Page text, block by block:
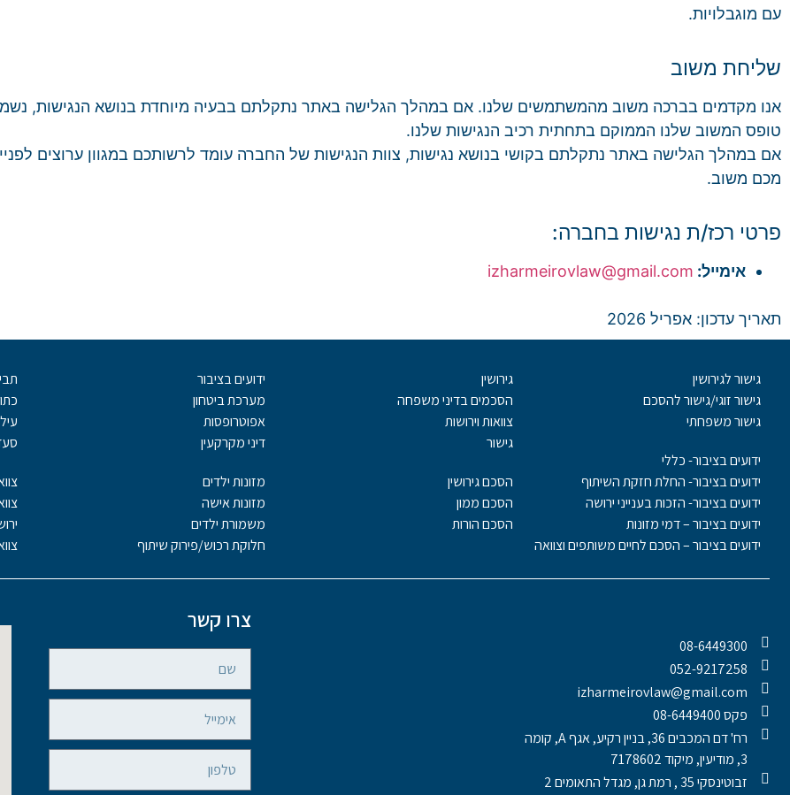
עם מוגבלויות.
שליחת משוב
אנו מקדמים בברכה משוב מהמשתמשים שלנו. אם במהלך הגלישה באתר נתקלתם בבעיה מיוחדת בנושא הנגישות,
טופס המשוב שלנו הממוקם בתחתית רכיב הנגישות שלנו.
אם במהלך הגלישה באתר נתקלתם בקושי בנושא נגישות, צוות הנגישות של החברה עומד לרשותכם במגוון ערוצים
מכם משוב.
פרטי רכז/ת נגישות בחברה:
אימייל: izharmeirovlaw@gmail.com
תאריך עדכון: אפריל 2026
גישור לגירושין
גישור זוגי/גישור להסכם
גישור משפחתי
ידועים בציבור- כללי
ידועים בציבור- החלת חזקת השיתוף
ידועים בציבור- הזכות בענייני ירושה
ידועים בציבור – דמי מזונות
ידועים בציבור – הסכם לחיים משותפים וצוואה
גירושין
הסכמים בדיני משפחה
צוואות וירושות
גישור
הסכם גירושין
הסכם ממון
הסכם הורות
ידועים בציבור
מערכת ביטחון
אפוטרופסות
דיני מקרקעין
מזונות ילדים
מזונות אישה
משמורת ילדים
חלוקת רכוש/פירוק שיתוף
08-6449300
052-9217258
izharmeirovlaw@gmail.com
פקס 08-6449400
רח' דם המכבים 36, בניין רקיע, אגף A, קומה
3, מודיעין, מיקוד 7178602
זבוטינסקי 35 , רמת גן, מגדל התאומים 2
צרו קשר